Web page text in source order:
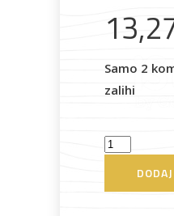
Boje i
lakovi
Metalna
galanterija
Samo 2
zalihi
Spojnica